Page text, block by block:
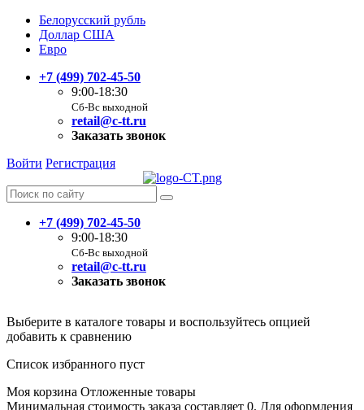
Белорусский рубль
Доллар США
Евро
+7 (499) 702-45-50
9:00-18:30
Сб-Вс выходной
retail@c-tt.ru
Заказать звонок
Войти Регистрация
+7 (499) 702-45-50
9:00-18:30
Сб-Вс выходной
retail@c-tt.ru
Заказать звонок
Выберите в каталоге товары и воспользуйтесь опцией
добавить к сравнению
Список избранного пуст
Моя корзина Отложенные товары
Минимальная стоимость заказа составляет 0. Для оформления